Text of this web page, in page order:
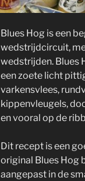
Blues Hog is een
wedstrijdcircuit,
wedstrijden. Blues
een zoete licht
varkensvlees,
kippenvleugels,
en vooral op de
Dit recept is een
original Blues Hog
aangepast in de